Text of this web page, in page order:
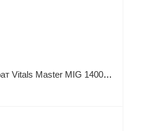
Сварочный аппарат Vitals Master MIG 1400 SN Mini